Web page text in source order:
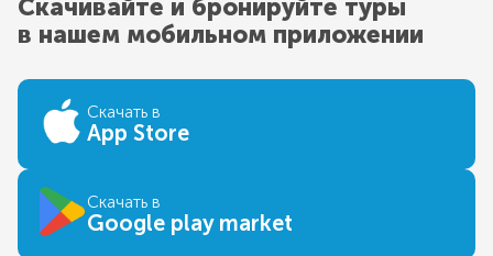
Скачивайте и бронируйте туры
в нашем мобильном приложении
Скачать в
App Store
Скачать в
Google play market